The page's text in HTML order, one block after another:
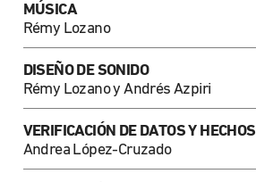
MÚSICA
Rémy Lozano
DISEÑO DE SONIDO
Rémy Lozano y Andrés Azpiri
VERIFICACIÓN DE DATOS Y HECHOS
Andrea López-Cruzado